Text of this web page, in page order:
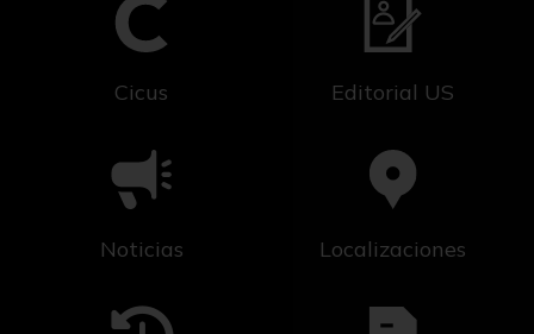
Cicus Editorial US
Noticias Localizaciones